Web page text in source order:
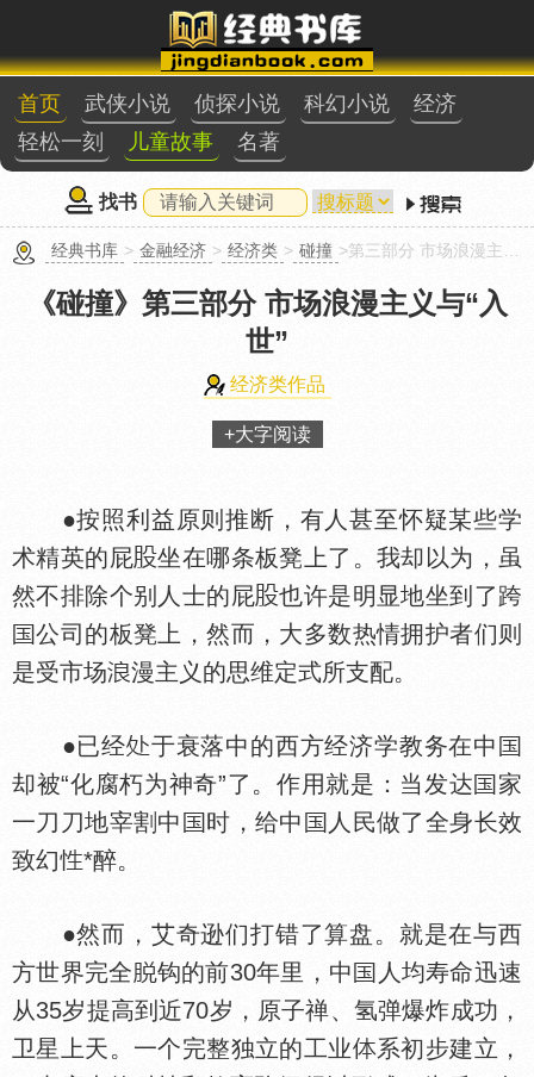
首页 武侠小说 侦探小说 科幻小说
经济
轻松一刻
儿童故事 名著
找书
经典书库 > 金融经济 > 经济类 > 碰撞 >第三部分 市场浪漫主义与“入世”
《碰撞》 第三部分 市场浪漫主义与“入
世”
经济类作品
+大字阅读
●按照利益原则推断，有人甚至怀疑某些学
术精英的屁
坐在哪条板凳上了。我却以为，虽
然不排除个别人士的屁
也许是明显地坐到了跨
公司的板凳上，然而，大多数热情拥护者们则
是受市场
漫主义的思维定式所支配。
●已经
于衰落中的西方经济学教务在中
却被“化腐朽为神奇”了。作用就是：当发达
家
一刀刀地宰割中
时，给中
人民做了全身长效
致幻
*醉。
●然而，艾奇逊们打错了算盘。就是在与西
方世界完全
钩的前30年里，中
人均寿命迅速
从35岁提高到近70岁，原子禅、氢弹爆炸成功，
卫星上天。一个完整独立的工业
系初步建立，